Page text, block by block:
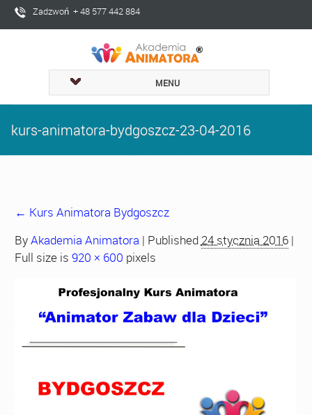
Zadzwoń + 48 577 442 884
MENU
kurs-animatora-bydgoszcz-23-04-2016
← Kurs Animatora Bydgoszcz
ByAkademia Animatora | Published 24 stycznia 2016|
Full size is 920 × 600 pixels